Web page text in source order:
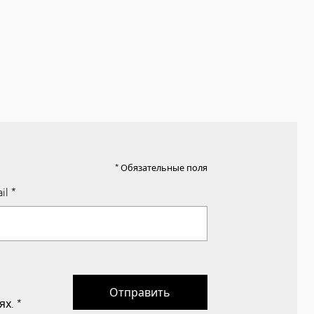
* Обязательные поля
*
*
Отправить